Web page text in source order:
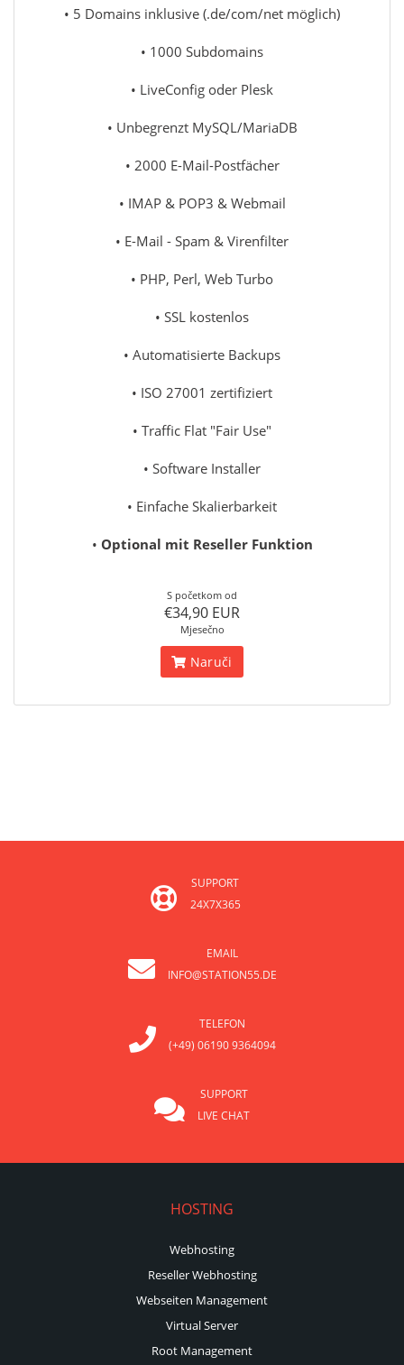
• 5 Domains inklusive (.de/com/net möglich)
• 1000 Subdomains
• LiveConfig oder Plesk
• Unbegrenzt MySQL/MariaDB
• 2000 E-Mail-Postfächer
• IMAP & POP3 & Webmail
• E-Mail - Spam & Virenfilter
• PHP, Perl, Web Turbo
• SSL kostenlos
• Automatisierte Backups
• ISO 27001 zertifiziert
• Traffic Flat "Fair Use"
• Software Installer
• Einfache Skalierbarkeit
• Optional mit Reseller Funktion
S početkom od
€34,90 EUR
Mjesečno
Naruči
SUPPORT
24X7X365
EMAIL
INFO@STATION55.DE
TELEFON
(+49) 06190 9364094
SUPPORT
LIVE CHAT
HOSTING
Webhosting
Reseller Webhosting
Webseiten Management
Virtual Server
Root Management